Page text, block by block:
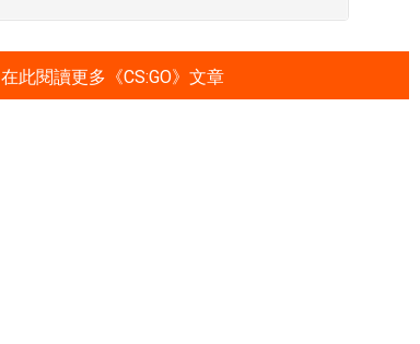
在此閱讀更多《CS:GO》文章